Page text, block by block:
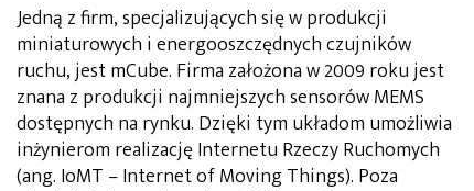
Jedną z firm, specjalizujących się w produkcji
miniaturowych i energooszczędnych czujników
ruchu, jest mCube. Firma założona w 2009 roku jest
znana z produkcji najmniejszych sensorów MEMS
dostępnych na rynku. Dzięki tym układom umożliwia
inżynierom realizację Internetu Rzeczy Ruchomych
(ang. IoMT – Internet of Moving Things). Poza